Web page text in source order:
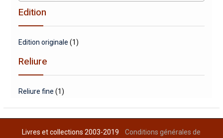
Edition
Edition originale (1)
Reliure
Reliure fine (1)
Livres et collections 2003-2019Conditions générales de